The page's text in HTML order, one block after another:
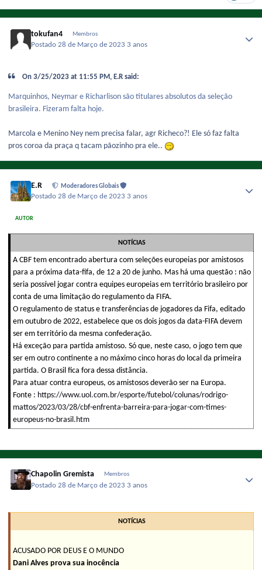
tokufan4 Membros
Postado28 de Março de 2023 3 anos
On 3/25/2023 at 11:55 PM, E.R said:
Marquinhos, Neymar e Richarlison são titulares absolutos da seleção
brasileira. Fizeram falta hoje.
Marcola e Menino Ney nem precisa falar, agr Richeco?! Ele só faz falta
pros coroa da praça q tacam pãozinho pra ele..
E.R Moderadores Globais
Postado28 de Março de 2023 3 anos
AUTOR
NOTÍCIAS
A CBF tem encontrado abertura com seleções europeias por amistosos
para a próxima data-fifa, de 12 a 20 de junho. Mas há uma questão : não
seria possível jogar contra equipes europeias em território brasileiro por
conta de uma limitação do regulamento da FIFA.
O regulamento de status e transferências de jogadores da Fifa, editado
em outubro de 2022, estabelece que os dois jogos da data-FIFA devem
ser em território da mesma confederação.
Há exceção para partida amistoso. Só que, neste caso, o jogo tem que
ser em outro continente a no máximo cinco horas do local da primeira
partida. O Brasil fica fora dessa distância.
Para atuar contra europeus, os amistosos deverão ser na Europa.
Fonte : https://www.uol.com.br/esporte/futebol/colunas/rodrigo-
mattos/2023/03/28/cbf-enfrenta-barreira-para-jogar-com-times-
europeus-no-brasil.htm
Chapolin Gremista Membros
Postado28 de Março de 2023 3 anos
NOTÍCIAS
ACUSADO POR DEUS E O MUNDO
Dani Alves prova sua inocência